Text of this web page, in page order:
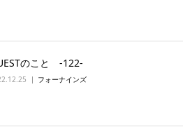
のこと ‐122‐
フォーナインズ